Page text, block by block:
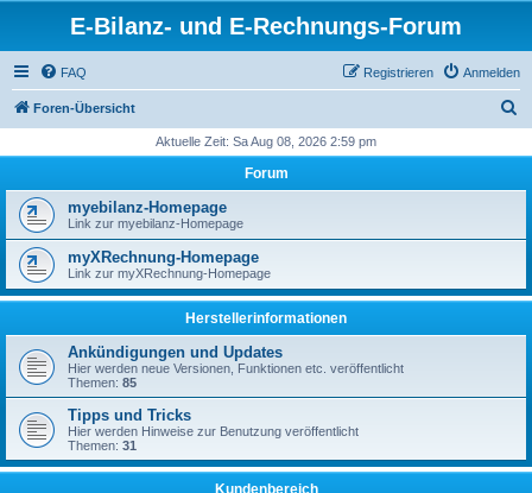
E-Bilanz- und E-Rechnungs-Forum
FAQ Anmelden
Registrieren
Foren-Übersicht
h
Aktuelle Zeit: Sa Aug 08, 2026 2:59 pm
Forum
myebilanz-Homepage
Link zur myebilanz-Homepage
myXRechnung-Homepage
Link zur myXRechnung-Homepage
Herstellerinformationen
Ankündigungen und Updates
Hier werden neue Versionen, Funktionen etc. veröffentlicht
Themen: 85
Tipps und Tricks
Hier werden Hinweise zur Benutzung veröffentlicht
Themen: 31
Kundenbereich